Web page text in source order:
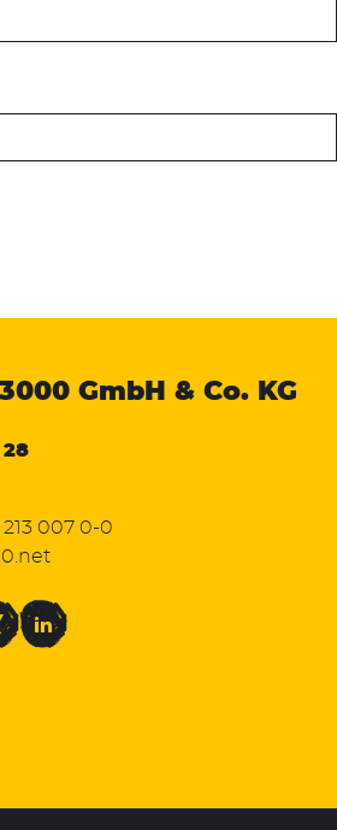
GmbH & Co. KG
28
007 0-0
LinkedIn